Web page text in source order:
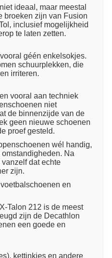
ideaal, maar meestal
broeken zijn van Fusion
inclusief mogelijkheid
te laten zetten.
géén enkelsokjes.
schuurplekken, die
irriteren.
vooral aan techniek
niet
de binnenzijde van de
geen nieuwe schoenen
proef gesteld.
wél handig,
Na
dat echte
zijn.
en
212 is de meest
zijn de Decathlon
een goede en
kettinkjes en andere